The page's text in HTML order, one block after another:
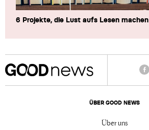
6 Projekte, die Lust aufs Lesen machen
ÜBER GOOD NEWS
Über uns